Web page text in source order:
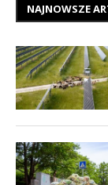
NAJNOWSZE